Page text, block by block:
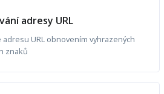
adresy URL
URL obnovením vyhrazených
znaků